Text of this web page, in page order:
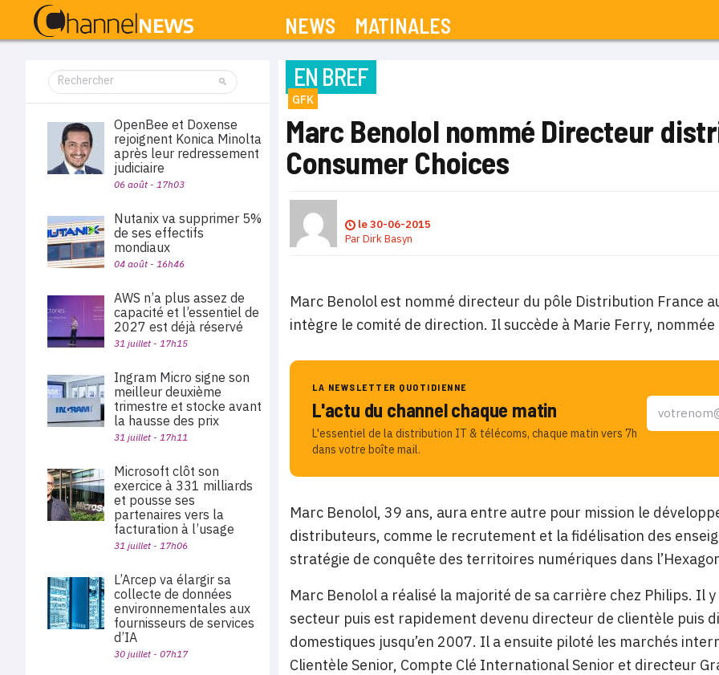
NEWS MATINALES
EN BREF
GFK
Marc Benolol nommé Directeur
Consumer Choices
le30-06-2015
ParDirk Basyn
Marc Benolol est nommé directeur du pôle Distribution France
intègre le comité de direction. Il succède à Marie Ferry,
LA NEWSLETTER QUOTIDIENNE
L'actu du channel chaque matin
L'essentiel de la distribution IT & télécoms, chaque matin vers 7h
dans votre boîte mail.
Marc Benolol, 39 ans, aura entre autre pour mission le
distributeurs, comme le recrutement et la fidélisation des
stratégie de conquête des territoires numériques dans
Marc Benolol a réalisé la majorité de sa carrière chez Philips. Il
secteur puis est rapidement devenu directeur de clientèle puis
domestiques jusqu’en 2007. Il a ensuite piloté les marchés
Clientèle Senior, Compte Clé International Senior et directeur
OpenBee et Doxense
rejoignent Konica Minolta
après leur redressement
judiciaire
06 août - 17h03
Nutanix va supprimer 5%
de ses effectifs
mondiaux
04 août - 16h46
AWS n’a plus assez de
capacité et l’essentiel de
2027 est déjà réservé
31 juillet - 17h15
Ingram Micro signe son
meilleur deuxième
trimestre et stocke avant
la hausse des prix
31 juillet - 17h11
Microsoft clôt son
exercice à 331 milliards
et pousse ses
partenaires vers la
facturation à l’usage
31 juillet - 17h06
L’Arcep va élargir sa
collecte de données
environnementales aux
fournisseurs de services
d’IA
30 juillet - 07h17